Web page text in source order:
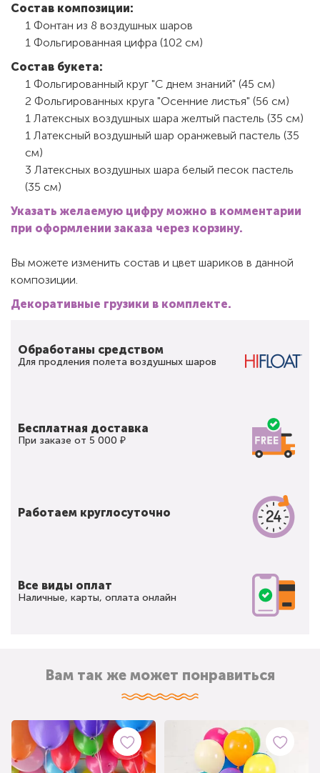
Состав композиции:
1 Фонтан из 8 воздушных шаров
1 Фольгированная цифра (102 см)
Состав букета:
1 Фольгированный круг "С днем знаний" (45 см)
2 Фольгированных круга "Осенние листья" (56 см)
1 Латексных воздушных шара желтый пастель (35 см)
1 Латексный воздушный шар оранжевый пастель (35
см)
3 Латексных воздушных шара белый песок пастель
(35 см)
Указать желаемую цифру можно в комментарии
при оформлении заказа через корзину.
Вы можете изменить состав и цвет шариков в данной
композиции.
Декоративные грузики в комплекте.
Обработаны средством
Для продления полета воздушных шаров
Бесплатная доставка
При заказе от 5 000 ₽
Работаем круглосуточно
Все виды оплат
Наличные, карты, оплата онлайн
Вам так же может понравиться